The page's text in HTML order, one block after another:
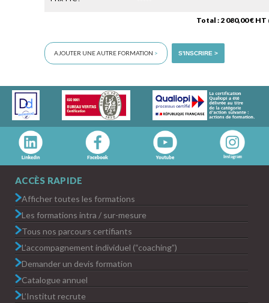
Total : 2 080,00 € HT
AJOUTER UNE AUTRE FORMATION > S'INSCRIRE >
ACCÈS RAPIDE
Afficher toutes les formations
Les formations intra / sur-mesure
Tous nos parcours certifiants
L’accompagnement individuel (“coaching”)
Demander un devis formation
Catalogue annuel
L’Institut recrute